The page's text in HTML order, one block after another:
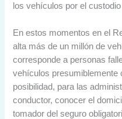
los vehículos por el
En estos momentos en el
alta más de un millón de
corresponde a personas
vehículos presumiblemente
posibilidad, para las
conductor, conocer el
tomador del seguro